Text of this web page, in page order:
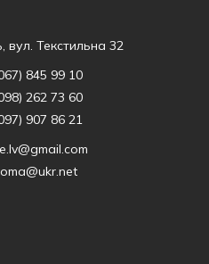
вул. Текстильна 32
845 99 10
262 73 60
907 86 21